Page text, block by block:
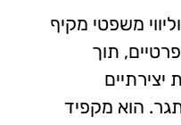
משפטי מקיף
תוך
הוא מקפיד